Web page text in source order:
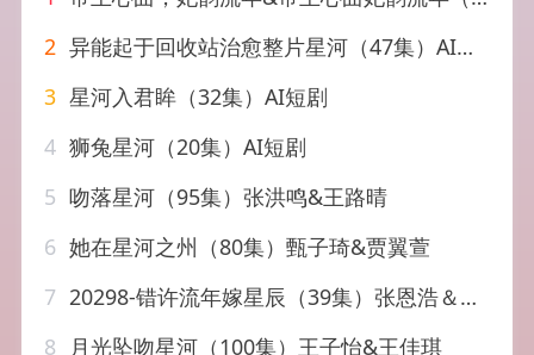
2 异能起于回收站治愈整片星河（47集）AI短剧
3 星河入君眸（32集）AI短剧
4 狮兔星河（20集）AI短剧
5 吻落星河（95集）张洪鸣&王路晴
6 她在星河之州（80集）甄子琦&贾翼萱
7 20298-错许流年嫁星辰（39集）张恩浩＆张璐
8
月光坠吻星河（100集）王子怡&王佳琪